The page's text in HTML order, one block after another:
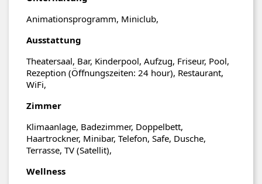
Animationsprogramm, Miniclub,
Ausstattung
Theatersaal, Bar, Kinderpool, Aufzug, Friseur, Pool,
Rezeption (Öffnungszeiten: 24 hour), Restaurant,
WiFi,
Zimmer
Klimaanlage, Badezimmer, Doppelbett,
Haartrockner, Minibar, Telefon, Safe, Dusche,
Terrasse, TV (Satellit),
Wellness